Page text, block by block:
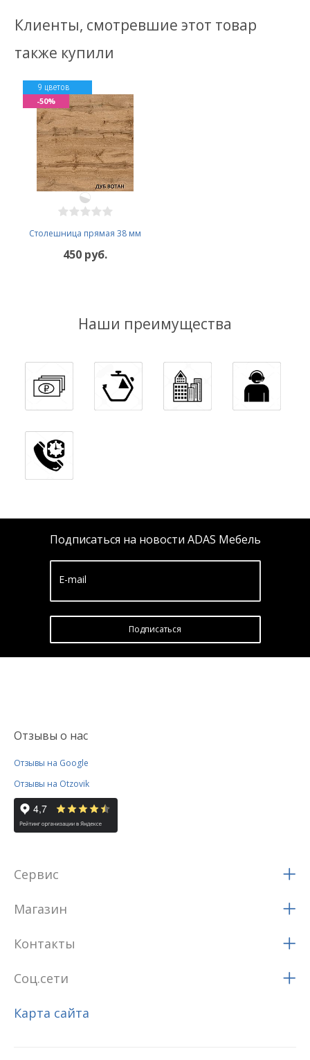
Клиенты, смотревшие этот товар
также купили
Столешница прямая 38 мм
9 цветов
450 руб.
-50%
Наши преимущества
Подписаться на новости ADAS Мебель
E-mail
Подписатьcя
Отзывы о нас
Отзывы на Google
Отзывы на Otzovik
Сервис
Магазин
Контакты
Соц.сети
Карта сайта